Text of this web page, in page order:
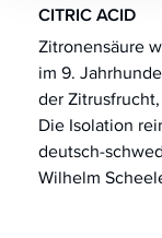
CITRIC ACID
Zitronensäure
im 9.
der
Die Isolation
deutsch-
Wilhelm